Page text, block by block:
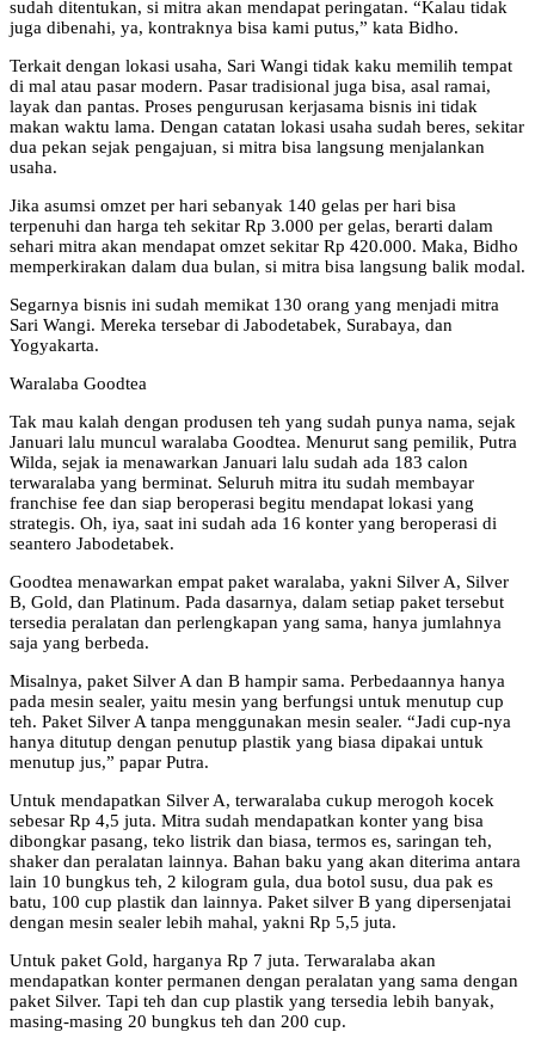
sudah ditentukan, si mitra akan mendapat peringatan. “Kalau tidak
juga dibenahi, ya, kontraknya bisa kami putus,” kata Bidho.
Terkait dengan lokasi usaha, Sari Wangi tidak kaku memilih tempat
di mal atau pasar modern. Pasar tradisional juga bisa, asal ramai,
layak dan pantas. Proses pengurusan kerjasama bisnis ini tidak
makan waktu lama. Dengan catatan lokasi usaha sudah beres, sekitar
dua pekan sejak pengajuan, si mitra bisa langsung menjalankan
usaha.
Jika asumsi omzet per hari sebanyak 140 gelas per hari bisa
terpenuhi dan harga teh sekitar Rp 3.000 per gelas, berarti dalam
sehari mitra akan mendapat omzet sekitar Rp 420.000. Maka, Bidho
memperkirakan dalam dua bulan, si mitra bisa langsung balik modal.
Segarnya bisnis ini sudah memikat 130 orang yang menjadi mitra
Sari Wangi. Mereka tersebar di Jabodetabek, Surabaya, dan
Yogyakarta.
Waralaba Goodtea
Tak mau kalah dengan produsen teh yang sudah punya nama, sejak
Januari lalu muncul waralaba Goodtea. Menurut sang pemilik, Putra
Wilda, sejak ia menawarkan Januari lalu sudah ada 183 calon
terwaralaba yang berminat. Seluruh mitra itu sudah membayar
franchise fee dan siap beroperasi begitu mendapat lokasi yang
strategis. Oh, iya, saat ini sudah ada 16 konter yang beroperasi di
seantero Jabodetabek.
Goodtea menawarkan empat paket waralaba, yakni Silver A, Silver
B, Gold, dan Platinum. Pada dasarnya, dalam setiap paket tersebut
tersedia peralatan dan perlengkapan yang sama, hanya jumlahnya
saja yang berbeda.
Misalnya, paket Silver A dan B hampir sama. Perbedaannya hanya
pada mesin sealer, yaitu mesin yang berfungsi untuk menutup cup
teh. Paket Silver A tanpa menggunakan mesin sealer. “Jadi cup-nya
hanya ditutup dengan penutup plastik yang biasa dipakai untuk
menutup jus,” papar Putra.
Untuk mendapatkan Silver A, terwaralaba cukup merogoh kocek
sebesar Rp 4,5 juta. Mitra sudah mendapatkan konter yang bisa
dibongkar pasang, teko listrik dan biasa, termos es, saringan teh,
shaker dan peralatan lainnya. Bahan baku yang akan diterima antara
lain 10 bungkus teh, 2 kilogram gula, dua botol susu, dua pak es
batu, 100 cup plastik dan lainnya. Paket silver B yang dipersenjatai
dengan mesin sealer lebih mahal, yakni Rp 5,5 juta.
Untuk paket Gold, harganya Rp 7 juta. Terwaralaba akan
mendapatkan konter permanen dengan peralatan yang sama dengan
paket Silver. Tapi teh dan cup plastik yang tersedia lebih banyak,
masing-masing 20 bungkus teh dan 200 cup.